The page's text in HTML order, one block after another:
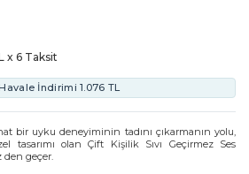
x 6 Taksit
İndirimi1.076 TL
bir uyku deneyiminin tadını çıkarmanın yolu,
tasarımı olan Çift Kişilik Sıvı Geçirmez Ses
den geçer.